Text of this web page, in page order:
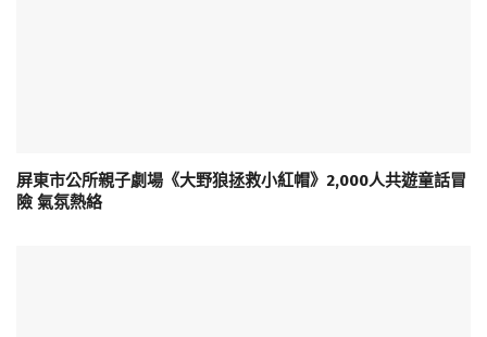
屏東市公所親子劇場《大野狼拯救小紅帽》2,000人共遊童話冒
險 氣氛熱絡